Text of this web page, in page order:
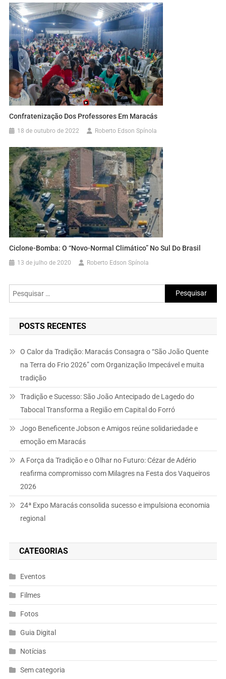
Confratenização Dos Professores Em Maracás
18 de outubro de 2022 Roberto Edson Spínola
Ciclone-Bomba: O “novo-Normal Climático” No Sul Do Brasil
13 de julho de 2020 Roberto Edson Spínola
Pesquisar
por:
POSTS RECENTES
O Calor da Tradição: Maracás Consagra o “São João Quente
na Terra do Frio 2026” com Organização Impecável e muita
tradição
Tradição e Sucesso: São João Antecipado de Lagedo do
Tabocal Transforma a Região em Capital do Forró
Jogo Beneficente Jobson e Amigos reúne solidariedade e
emoção em Maracás
A Força da Tradição e o Olhar no Futuro: Cézar de Adério
reafirma compromisso com Milagres na Festa dos Vaqueiros
2026
24ª Expo Maracás consolida sucesso e impulsiona economia
regional
CATEGORIAS
Eventos
Filmes
Fotos
Guia Digital
Notícias
Sem categoria